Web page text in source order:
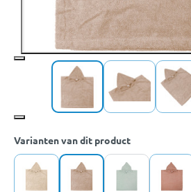
Varianten van dit product